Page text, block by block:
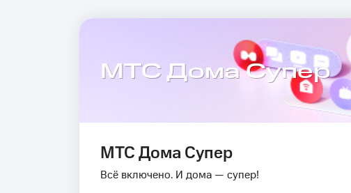
МТС Дома Супер
МТС Дома Супер
Всё включено. И дома — супер!